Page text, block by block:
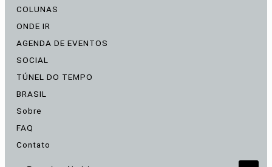
COLUNAS
ONDE IR
AGENDA DE EVENTOS
SOCIAL
TÚNEL DO TEMPO
BRASIL
Sobre
FAQ
Contato